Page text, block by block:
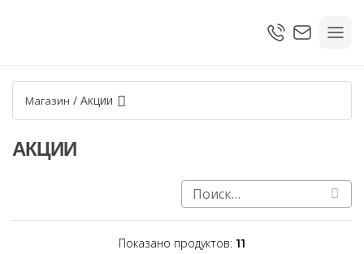
Магазин / Акции
АКЦИИ
Показано продуктов: 11